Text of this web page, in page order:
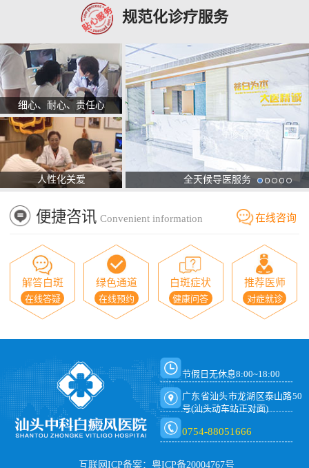
规范化诊疗服务
细心、耐心、责任心
人性化关爱 全天候导医服务
便捷咨讯 Convenient information 在线咨询
解答白斑
在线答疑
绿色通道
在线预约
白斑症状
健康问答
推荐医师
对症就诊
节假日无休息8:00~18:00
广东省汕头市龙湖区泰山路50
号(汕头动车站正对面)
0754-88051666
互联网ICP备案：粤ICP备20004767号